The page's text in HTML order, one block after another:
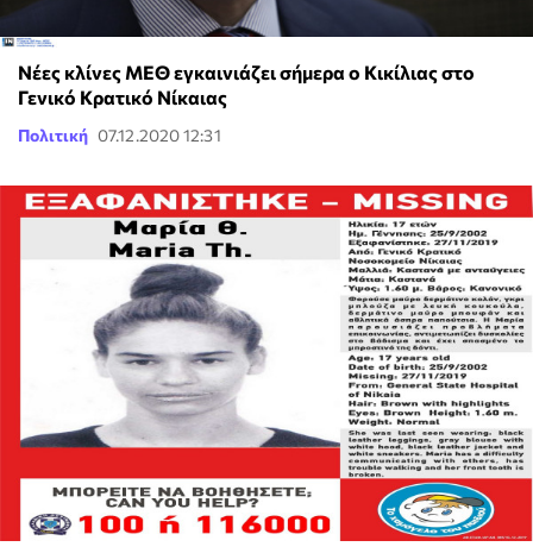
Νέες κλίνες ΜΕΘ εγκαινιάζει σήμερα ο Κικίλιας στο
Γενικό Κρατικό Νίκαιας
Πολιτική 07.12.2020 12:31